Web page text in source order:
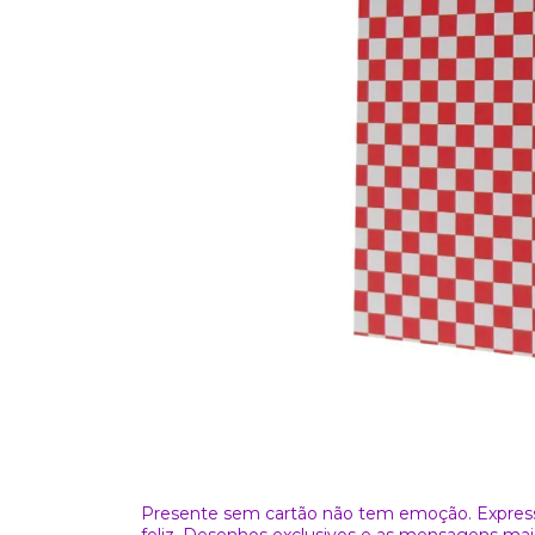
Presente sem cartão não tem emoção.